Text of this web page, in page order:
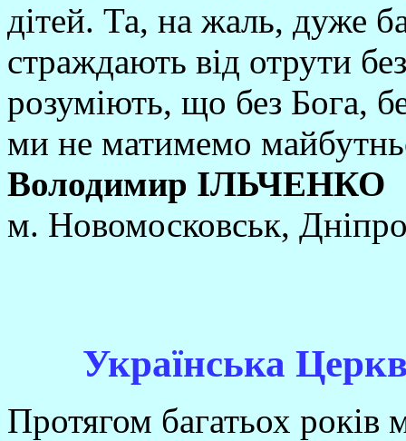
дітей. Та, на жаль, дуже
страждають від отрути
розуміють, що без Бога,
ми не матимемо
Володимир ІЛЬЧЕНКО
м. Новомосковськ,
Українська
Протягом багатьох років